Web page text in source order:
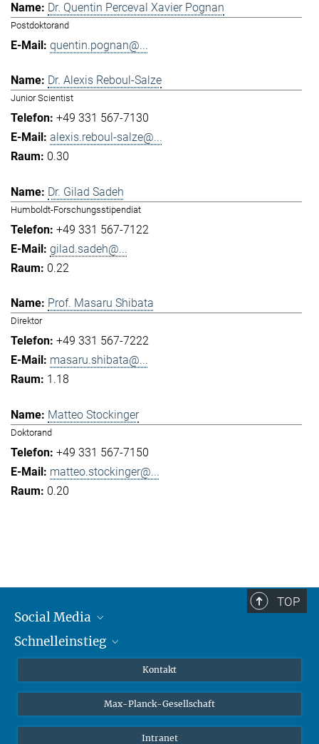
Dr. Quentin Perceval Xavier Pognan
Postdoktorand
quentin.pognan@...
Dr. Alexis Reboul-Salze
Junior Scientist
+49 331 567-7130
alexis.reboul-salze@...
0.30
Dr. Gilad Sadeh
Humboldt-Forschungsstipendiat
+49 331 567-7122
gilad.sadeh@...
0.22
Prof. Masaru Shibata
Direktor
+49 331 567-7222
masaru.shibata@...
1.18
Matteo Stockinger
Doktorand
+49 331 567-7150
matteo.stockinger@...
0.20
TOP
Social Media
Mastodon
Schnelleinstieg
Schüler*innen
Kontakt
Max-Planck-Gesellschaft
Intranet